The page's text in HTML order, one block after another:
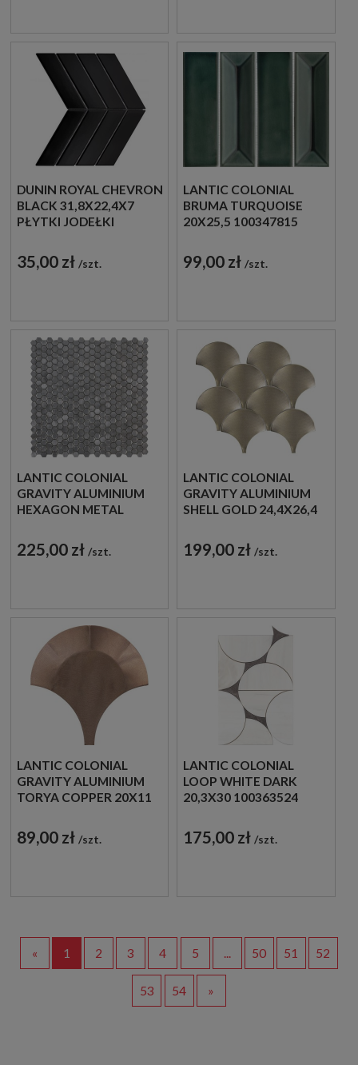
DUNIN ROYAL CHEVRON
BLACK 31,8X22,4X7
PŁYTKI JODEŁKI
35,00 zł szt.
LANTIC COLONIAL
BRUMA TURQUOISE
20X25,5 100347815
DEKORACYJNA W
ZIELONYM ODCIENIU
99,00 zł szt.
LANTIC COLONIAL
GRAVITY ALUMINIUM
HEXAGON METAL
MOZAIKA METALOWA
SZCZOTKOWANA
225,00 zł szt.
LANTIC COLONIAL
GRAVITY ALUMINIUM
SHELL GOLD 24,4X26,4
DEKORACYJNA
METALOWA
199,00 zł szt.
LANTIC COLONIAL
GRAVITY ALUMINIUM
TORYA COPPER 20X11
MOZAIKA ŚCIENNA W
BRĄZOWYM ODCIENIU
89,00 zł szt.
LANTIC COLONIAL
LOOP WHITE DARK
20,3X30 100363524
DEKORACYJNA W
BIAŁYM ODCIENIU
175,00 zł szt.
« 1 2 3 4 5 ... 50 51 52
53 54 »